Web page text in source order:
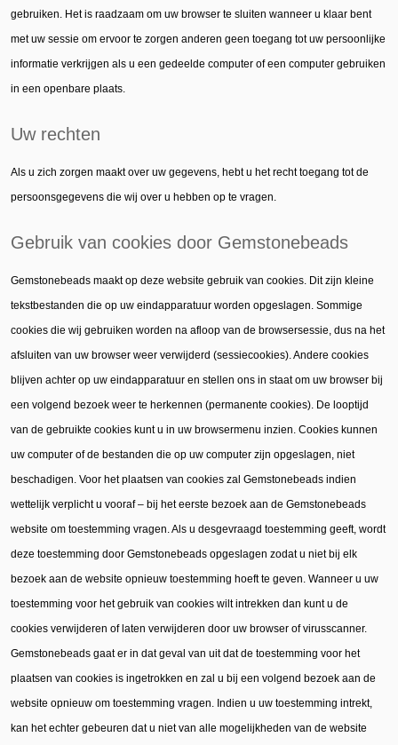
gebruiken. Het is raadzaam om uw browser te sluiten wanneer u klaar bent
met uw sessie om ervoor te zorgen anderen geen toegang tot uw persoonlijke
informatie verkrijgen als u een gedeelde computer of een computer gebruiken
in een openbare plaats.
Uw rechten
Als u zich zorgen maakt over uw gegevens, hebt u het recht toegang tot de
persoonsgegevens die wij over u hebben op te vragen.
Gebruik van cookies door Gemstonebeads
Gemstonebeads maakt op deze website gebruik van cookies. Dit zijn kleine
tekstbestanden die op uw eindapparatuur worden opgeslagen. Sommige
cookies die wij gebruiken worden na afloop van de browsersessie, dus na het
afsluiten van uw browser weer verwijderd (sessiecookies). Andere cookies
blijven achter op uw eindapparatuur en stellen ons in staat om uw browser bij
een volgend bezoek weer te herkennen (permanente cookies). De looptijd
van de gebruikte cookies kunt u in uw browsermenu inzien. Cookies kunnen
uw computer of de bestanden die op uw computer zijn opgeslagen, niet
beschadigen. Voor het plaatsen van cookies zal Gemstonebeads indien
wettelijk verplicht u vooraf – bij het eerste bezoek aan de Gemstonebeads
website om toestemming vragen. Als u desgevraagd toestemming geeft, wordt
deze toestemming door Gemstonebeads opgeslagen zodat u niet bij elk
bezoek aan de website opnieuw toestemming hoeft te geven. Wanneer u uw
toestemming voor het gebruik van cookies wilt intrekken dan kunt u de
cookies verwijderen of laten verwijderen door uw browser of virusscanner.
Gemstonebeads gaat er in dat geval van uit dat de toestemming voor het
plaatsen van cookies is ingetrokken en zal u bij een volgend bezoek aan de
website opnieuw om toestemming vragen. Indien u uw toestemming intrekt,
kan het echter gebeuren dat u niet van alle mogelijkheden van de website